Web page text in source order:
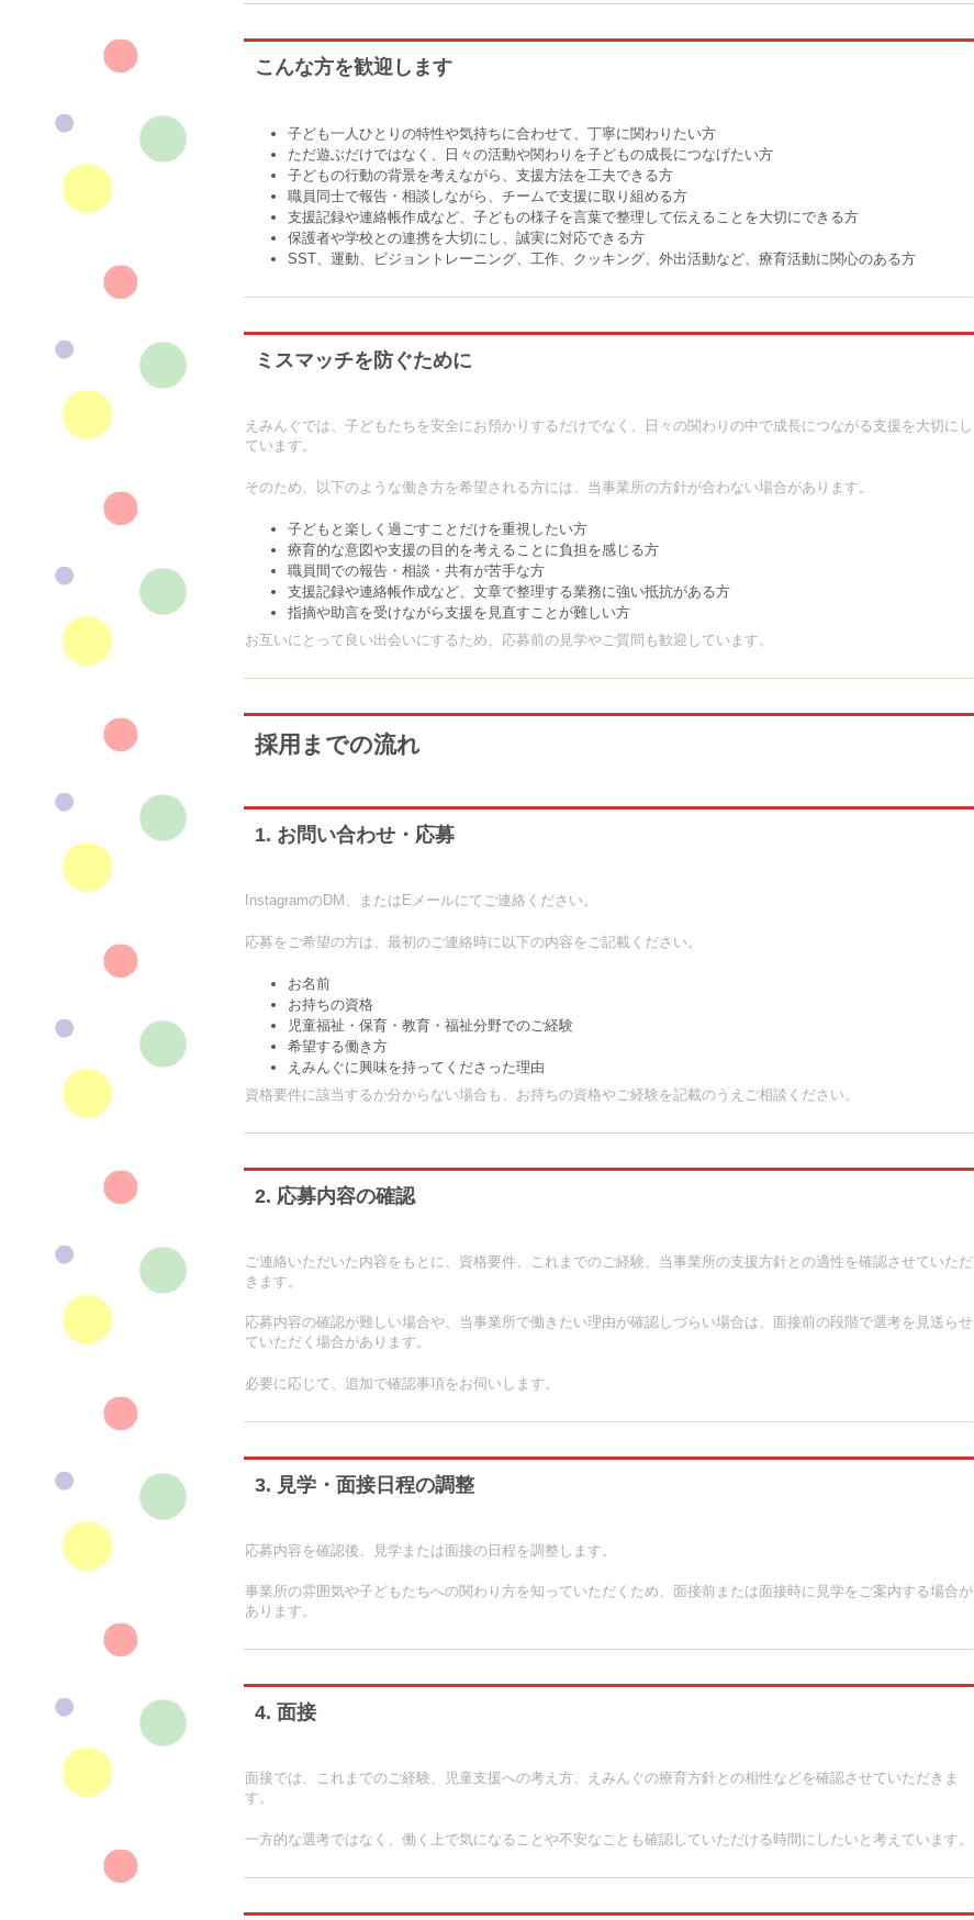
こんな方を歓迎します
子ども一人ひとりの特性や気持ちに合わせて、丁寧に関わりたい方
ただ遊ぶだけではなく、日々の活動や関わりを子どもの成長につなげたい方
子どもの行動の背景を考えながら、支援方法を工夫できる方
職員同士で報告・相談しながら、チームで支援に取り組める方
支援記録や連絡帳作成など、子どもの様子を言葉で整理して伝えることを大切にできる方
保護者や学校との連携を大切にし、誠実に対応できる方
SST、運動、ビジョントレーニング、工作、クッキング、外出活動など、療育活動に関心のある方
ミスマッチを防ぐために
えみんぐでは、子どもたちを安全にお預かりするだけでなく、日々の関わりの中で成長につながる支援を大切にし
ています。
そのため、以下のような働き方を希望される方には、当事業所の方針が合わない場合があります。
子どもと楽しく過ごすことだけを重視したい方
療育的な意図や支援の目的を考えることに負担を感じる方
職員間での報告・相談・共有が苦手な方
支援記録や連絡帳作成など、文章で整理する業務に強い抵抗がある方
指摘や助言を受けながら支援を見直すことが難しい方
お互いにとって良い出会いにするため、応募前の見学やご質問も歓迎しています。
採用までの流れ
1. お問い合わせ・応募
InstagramのDM、またはEメールにてご連絡ください。
応募をご希望の方は、最初のご連絡時に以下の内容をご記載ください。
お名前
お持ちの資格
児童福祉・保育・教育・福祉分野でのご経験
希望する働き方
えみんぐに興味を持ってくださった理由
資格要件に該当するか分からない場合も、お持ちの資格やご経験を記載のうえご相談ください。
2. 応募内容の確認
ご連絡いただいた内容をもとに、資格要件、これまでのご経験、当事業所の支援方針との適性を確認させていただ
きます。
応募内容の確認が難しい場合や、当事業所で働きたい理由が確認しづらい場合は、面接前の段階で選考を見送らせ
ていただく場合があります。
必要に応じて、追加で確認事項をお伺いします。
3. 見学・面接日程の調整
応募内容を確認後、見学または面接の日程を調整します。
事業所の雰囲気や子どもたちへの関わり方を知っていただくため、面接前または面接時に見学をご案内する場合が
あります。
4. 面接
面接では、これまでのご経験、児童支援への考え方、えみんぐの療育方針との相性などを確認させていただきま
す。
一方的な選考ではなく、働く上で気になることや不安なことも確認していただける時間にしたいと考えています。